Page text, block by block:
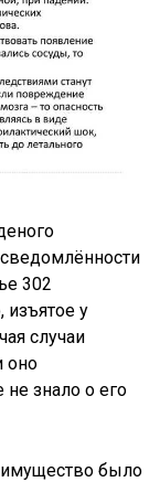
302
у
случаи
оно
не знало о его
имущество было